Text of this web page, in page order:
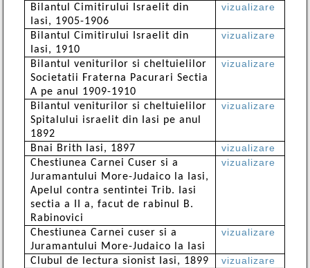
Bilantul Cimitirului Israelit din
Iasi, 1905-1906
vizualizare
Bilantul Cimitirului Israelit din
Iasi, 1910
vizualizare
Bilantul veniturilor si cheltuielilor
Societatii Fraterna Pacurari Sectia
A pe anul 1909-1910
vizualizare
Bilantul veniturilor si cheltuielilor
Spitalului israelit din Iasi pe anul
1892
vizualizare
Bnai Brith Iasi, 1897
vizualizare
Chestiunea Carnei Cuser si a
Juramantului More-Judaico la Iasi,
Apelul contra sentintei Trib. Iasi
sectia a II a, facut de rabinul B.
Rabinovici
vizualizare
Chestiunea Carnei cuser si a
Juramantului More-Judaico la Iasi
vizualizare
Clubul de lectura sionist Iasi, 1899
vizualizare